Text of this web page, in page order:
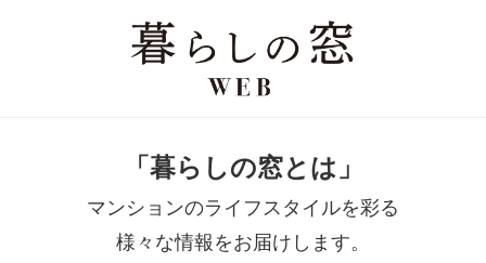
「暮らしの窓とは」
マンションのライフスタイルを彩る
様々な情報をお届けします。